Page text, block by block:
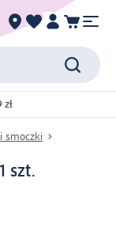
zł
smoczki
szt.